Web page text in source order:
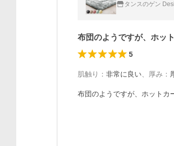
タンスのゲン
布団のようですが、ホッ
5
肌触り ： 非常に良い 厚み ：
布団のようですが、ホットカ